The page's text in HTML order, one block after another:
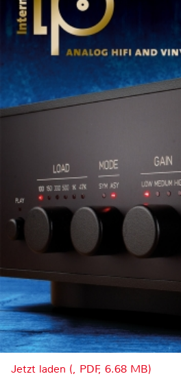
Jetzt laden (, PDF, 6.68 MB)